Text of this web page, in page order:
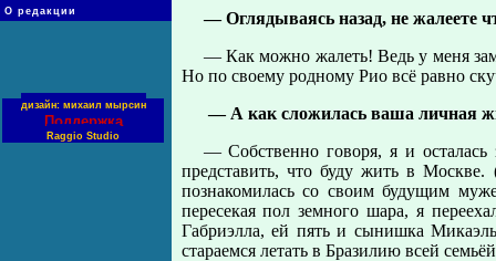
О редакции
дизайн: михаил мырсин
Поддержка
Raggio Studio
— Оглядываясь назад, не жалеете
— Как можно жалеть! Ведь у меня
Но по своему родному Рио всё равно
— А как сложилась ваша личная
— Собственно говоря, я и осталась
представить, что буду жить в
познакомилась со своим будущим
пересекая пол земного шара, я
Габриэлла, ей пять и сынишка
стараемся летать в Бразилию всей